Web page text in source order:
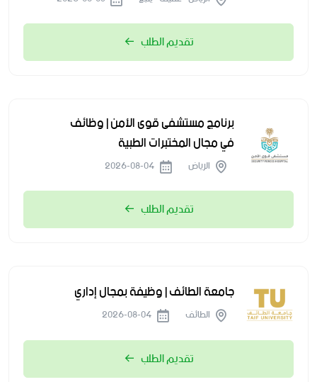
تقديم الطلب
برنامج مستشفى قوى الأمن | وظائف
في مجال المختبرات الطبية
الرياض
تقديم الطلب
جامعة الطائف | وظيفة بمجال إداري
الطائف
تقديم الطلب